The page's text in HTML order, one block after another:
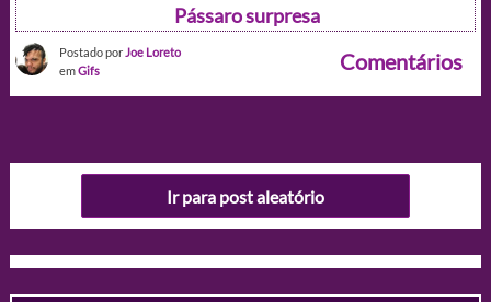
Pássaro surpresa
Postado por Joe Loreto
emGifs Comentários
Ir para post aleatório